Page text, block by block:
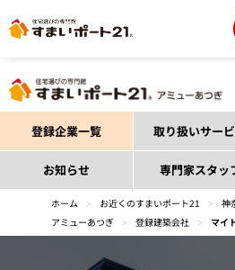
登録企業一覧 取り扱いサー
お知らせ
専門家スタッ
ホーム > お近くのすまいポート21 > 神
アミューあつぎ
> 登録建築会社 > マイ